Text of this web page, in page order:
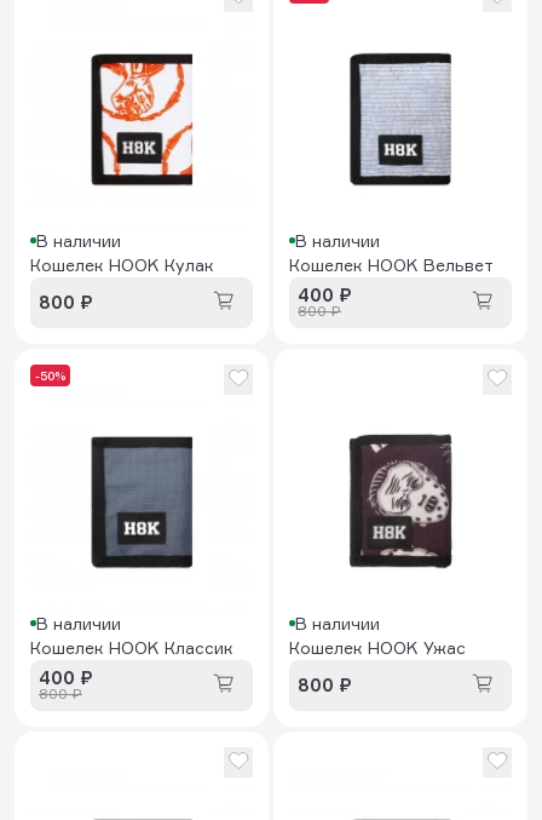
В наличии
Кошелек HOOK Кулак
800 ₽
В наличии
Кошелек HOOK Вельвет
400 ₽
800 ₽
-50%
В наличии
Кошелек HOOK Классик
400 ₽
800 ₽
В наличии
Кошелек HOOK Ужас
800 ₽